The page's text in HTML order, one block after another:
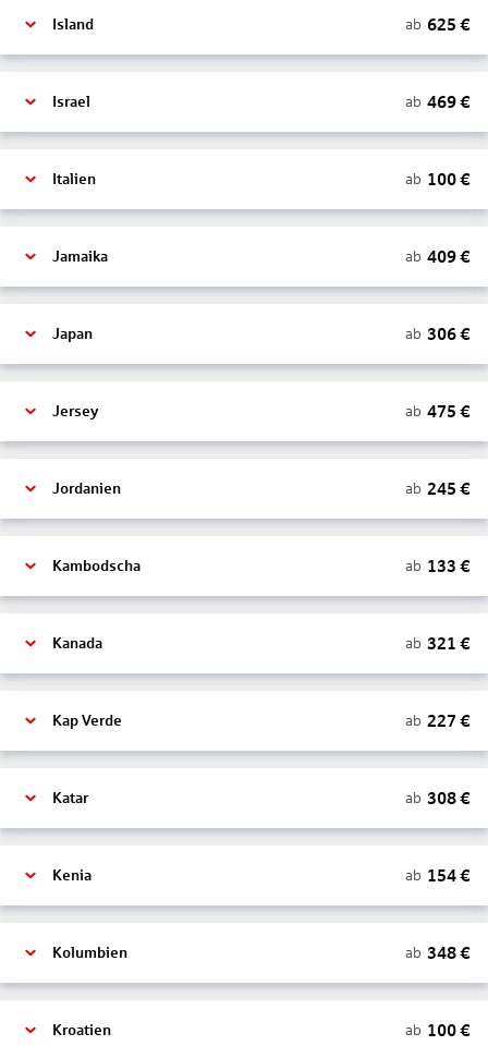
Island ab 625 €
Israel ab 469€
Italien ab 100€
Jamaika ab 409€
Japan ab 306€
Jersey ab 475 €
Jordanien ab 245 €
Kambodscha ab 133 €
Kanada ab 321 €
Kap Verde ab 227 €
Katar ab 308€
Kenia ab 154€
Kolumbien ab 348€
Kroatien ab 100€